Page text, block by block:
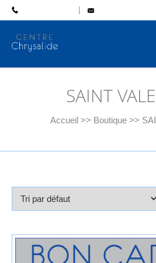
SAINT
Accueil >> Boutique >>